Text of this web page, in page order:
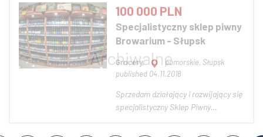
ze świata muzyki rozrywkowej. Firma
produkuje napoje energetyzujące (na
zlecenie) i zajmuję się dystrybucją na
terenie całe...
100 000 PLN
Specjalistyczny sklep piwny
Browarium - Słupsk
Grocery,
pomorskie, Słupsk
published 04.11.2018
Sprzedam działający i rozwijający się
specjalistyczny Sklep Piwny